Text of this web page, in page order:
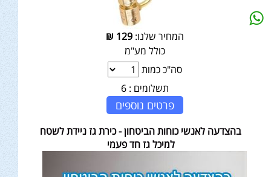
המחיר שלנו:129
₪
כולל מע"מ
סה"כ כמות
תשלומים : 6
פרטים נוספים
בהצדעה לאנשי כוחות הביטחון - כירת גז ניידת לשטח
למיכל גז חד פעמי